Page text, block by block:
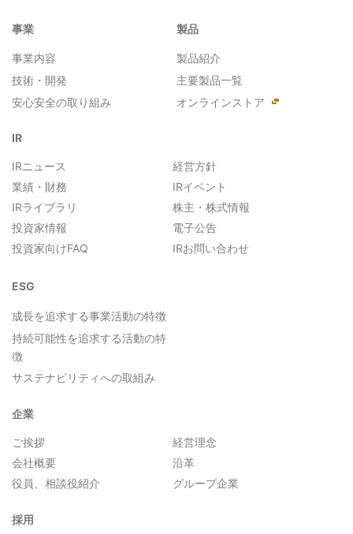
事業
事業内容
技術・開発
安心安全の取り組み
製品
製品紹介
主要製品一覧
オンラインストア
IR
IRニュース
経営方針
業績・財務
IRイベント
IRライブラリ
株主・株式情報
投資家情報
電子公告
投資家向けFAQ
IRお問い合わせ
ESG
成長を追求する事業活動の特徴
持続可能性を追求する活動の特
徴
サステナビリティへの取組み
企業
ご挨拶
経営理念
会社概要
沿革
役員、相談役紹介
グループ企業
採用